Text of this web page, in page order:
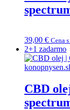
si
na
stránke
produktu.
39,00 € Cena
2+1 zadarmo
CBD